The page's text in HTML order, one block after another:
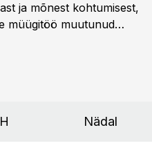
ja mõnest kohtumisest,
müügitöö muutunud
Nädal